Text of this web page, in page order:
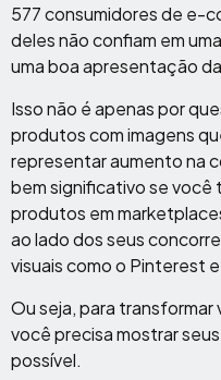
577 consumidores de e-
deles não confiam em
uma boa apresentação
Isso não é apenas por
produtos com imagens
representar aumento na
bem significativo se você
produtos em
ao lado dos seus
visuais como o Pinterest
Ou seja, para
você precisa mostrar
possível.